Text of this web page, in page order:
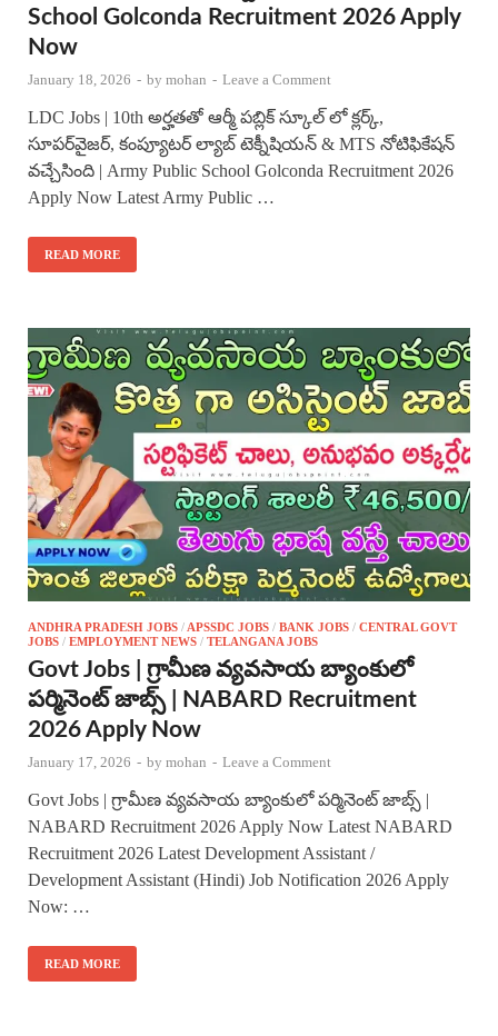
School Golconda Recruitment 2026 Apply
Now
January 18, 2026 - by mohan - Leave a Comment
LDC Jobs | 10th అర్హతతో ఆర్మీ పబ్లిక్ స్కూల్ లో క్లర్క్,
సూపర్‌వైజర్, కంప్యూటర్ ల్యాబ్ టెక్నీషియన్ & MTS నోటిఫికేషన్
వచ్చేసింది | Army Public School Golconda Recruitment 2026
Apply Now Latest Army Public …
READ MORE
ANDHRA PRADESH JOBS / APSSDC JOBS / BANK JOBS / CENTRAL GOVT
JOBS / EMPLOYMENT NEWS / TELANGANA JOBS
Govt Jobs | గ్రామీణ వ్యవసాయ బ్యాంకులో
పర్మినెంట్ జాబ్స్ | NABARD Recruitment
2026 Apply Now
January 17, 2026 - by mohan - Leave a Comment
Govt Jobs | గ్రామీణ వ్యవసాయ బ్యాంకులో పర్మినెంట్ జాబ్స్ |
NABARD Recruitment 2026 Apply Now Latest NABARD
Recruitment 2026 Latest Development Assistant /
Development Assistant (Hindi) Job Notification 2026 Apply
Now: …
READ MORE